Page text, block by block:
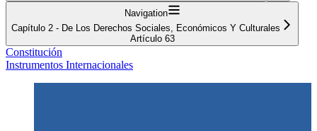
Navigation
Capítulo 2 - De Los Derechos Sociales, Económicos Y Culturales
Artículo 63
Constitución
Instrumentos Internacionales